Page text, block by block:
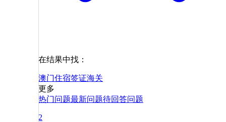
在结果中找：
澳门住宿签证海关
更多
热门问题最新问题待回答问题
2